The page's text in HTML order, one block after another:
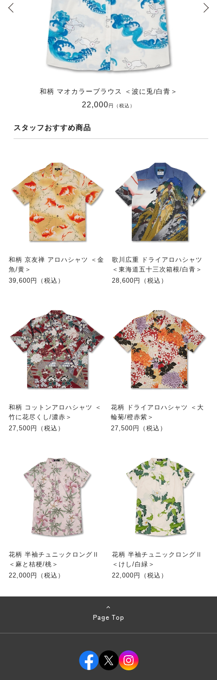
和柄 マオカラーブラウス ＜波に兎/白青＞
22,000円（税込）
スタッフおすすめ商品
和柄 京友禅 アロハシャツ ＜金
魚/黄＞
39,600円（税込）
歌川広重 ドライアロハシャツ
＜東海道五十三次箱根/白青＞
28,600円（税込）
和柄 コットンアロハシャツ ＜
竹に花尽くし/濃赤＞
27,500円（税込）
花柄 ドライアロハシャツ ＜大
輪菊/橙赤紫＞
27,500円（税込）
花柄 半袖チュニックロングⅡ
＜麻と桔梗/桃＞
22,000円（税込）
花柄 半袖チュニックロングⅡ
＜けし/白緑＞
22,000円（税込）
Page Top